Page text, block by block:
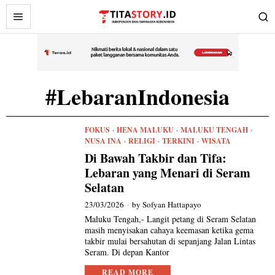
#LebaranIndonesia
FOKUS · HENA MALUKU · MALUKU TENGAH ·
NUSA INA · RELIGI · TERKINI · WISATA
Di Bawah Takbir dan Tifa:
Lebaran yang Menari di Seram
Selatan
23/03/2026 bySofyan Hattapayo
Maluku Tengah,- Langit petang di Seram Selatan
masih menyisakan cahaya keemasan ketika gema
takbir mulai bersahutan di sepanjang Jalan Lintas
Seram. Di depan Kantor
READ MORE